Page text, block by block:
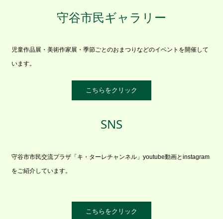
守谷市民ギャラリー
児童作品展・美術作家展・季節ごとのおまつりなどのイベントを開催して
います。
こちらをクリック
SNS
守谷市市民交流プラザ「キ・ターレチャンネル」youtube動画とinstagram
をご紹介しています。
こちらをクリック